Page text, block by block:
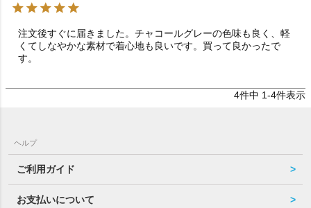
注文後すぐに届きました。チャコールグレーの色味も良く、軽
くてしなやかな素材で着心地も良いです。買って良かったで
す。
4件中 1-4件表示
ヘルプ
ご利用ガイド
お支払いについて